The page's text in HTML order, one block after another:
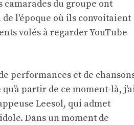
camarades du groupe ont
de l'époque où ils convoitaient
volés à regarder YouTube
performances et de
partir de ce moment-là,
Leesol, qui admet
Dans un moment de